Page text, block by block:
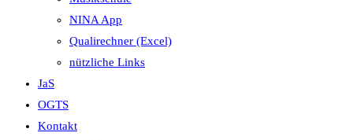
NINA App
Qualirechner (Excel)
nützliche Links
JaS
OGTS
Kontakt